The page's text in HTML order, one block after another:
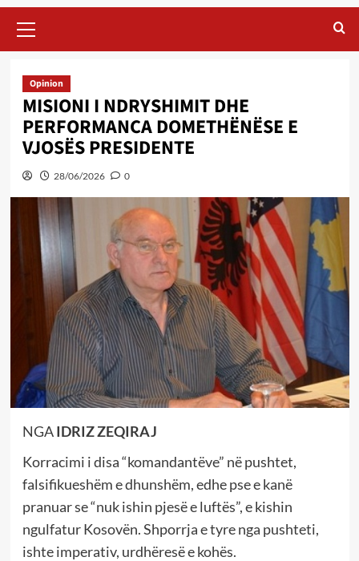
Menu
Opinion
MISIONI I NDRYSHIMIT DHE
PERFORMANCA DOMETHËNËSE E
VJOSËS PRESIDENTE
28/06/2026 0
NGAIDRIZ ZEQIRAJ
Korracimi i disa “komandantëve” në pushtet,
falsifikueshëm e dhunshëm, edhe pse e kanë
pranuar se “nuk ishin pjesë e luftës”, e kishin
ngulfatur Kosovën. Shporrja e tyre nga pushteti,
ishte imperativ, urdhëresë e kohës.